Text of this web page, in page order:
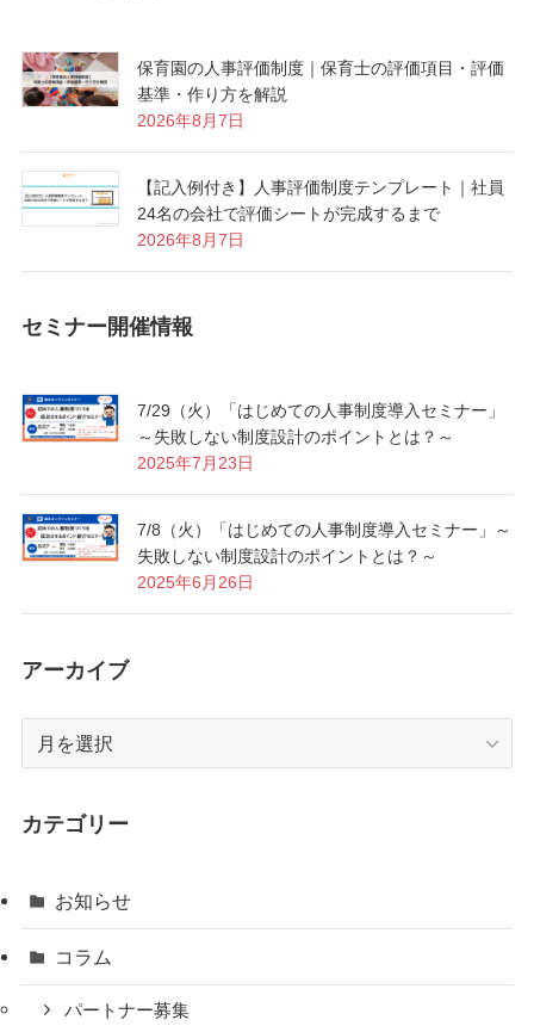
保育園の人事評価制度｜保育士の評価項目・評価
基準・作り方を解説
2026年8月7日
【記入例付き】人事評価制度テンプレート｜社員
24名の会社で評価シートが完成するまで
2026年8月7日
セミナー開催情報
7/29（火）「はじめての人事制度導入セミナー」
～失敗しない制度設計のポイントとは？～
2025年7月23日
7/8（火）「はじめての人事制度導入セミナー」～
失敗しない制度設計のポイントとは？～
2025年6月26日
アーカイブ
イ
カテゴリー
お知らせ
コラム
パートナー募集